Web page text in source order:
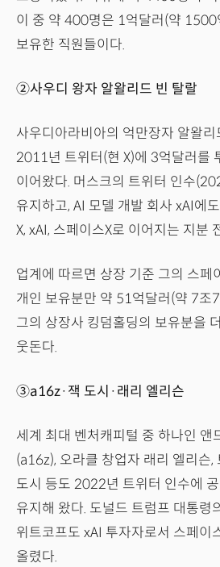
이 중 약 400명은 1억달러(약 1500
보유한 직원들이다.
②사우디 왕자 알왈리드 빈 탈랄
사우디아라비아의 억만장자 알왈
2011년 트위터(현 X)에 3억달러를
이어왔다. 머스크의 트위터 인수
유지하고, AI 모델 개발 회사 xAI에
X, xAI, 스페이스X로 이어지는 지분
업계에 따르면 상장 기준 그의 스페
개인 보유분만 약 51억달러(약 7조
그의 상장사 킹덤홀딩의 보유분을
웃돈다.
③a16z·잭 도시·래리 엘리슨
세계 최대 벤처캐피털 중 하나인 앤
(a16z), 오라클 창업자 래리 엘리슨,
도시 등도 2022년 트위터 인수에
유지해 왔다. 도널드 트럼프 대통령
위트코프도 xAI 투자자로서 스페이
올렸다.